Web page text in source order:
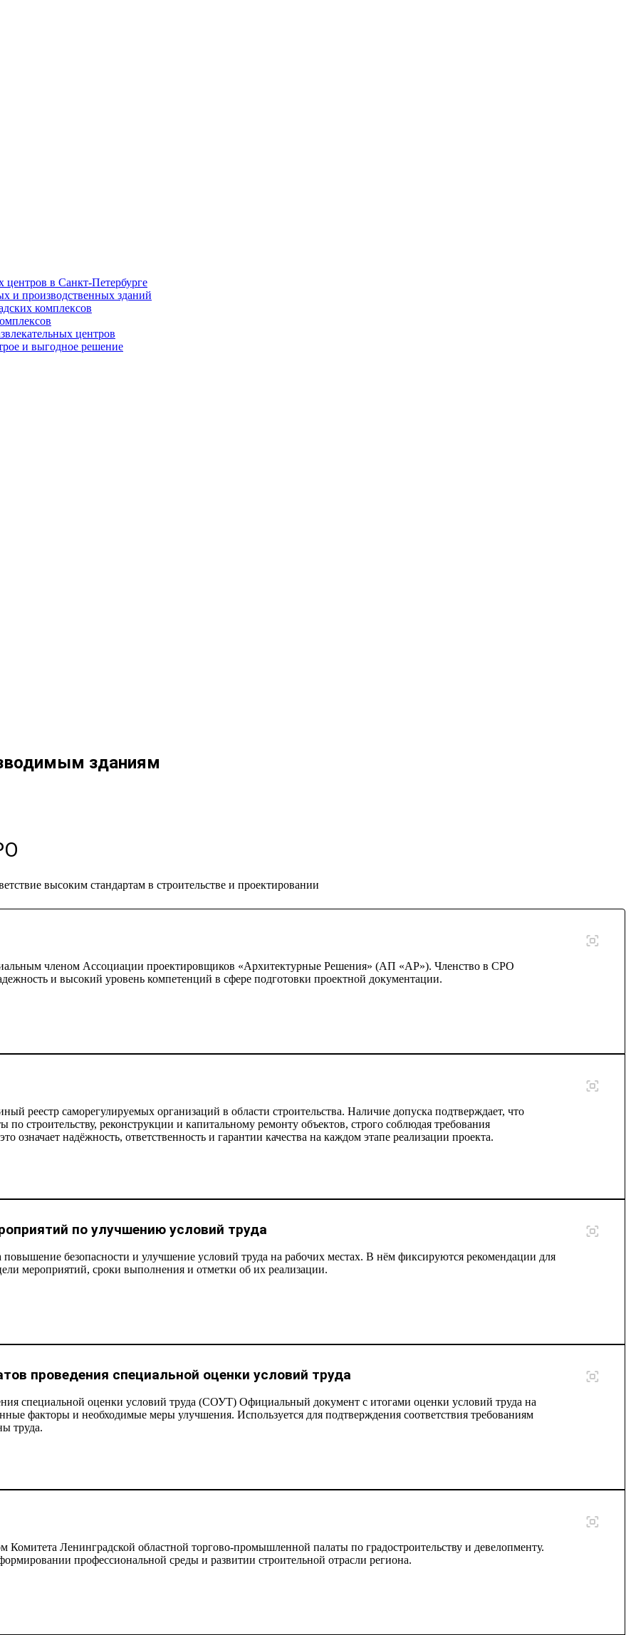
центров в Санкт-Петербурге
и производственных зданий
комплексов
центров
и выгодное решение
зданиям
высоким стандартам в строительстве и проектировании
членом Ассоциации проектировщиков «Архитектурные Решения» (АП «АР»). Членство в СРО
и высокий уровень компетенций в сфере подготовки проектной документации.
реестр саморегулируемых организаций в области строительства. Наличие допуска подтверждает, что
строительству, реконструкции и капитальному ремонту объектов, строго соблюдая требования
означает надёжность, ответственность и гарантии качества на каждом этапе реализации проекта.
по улучшению условий труда
безопасности и улучшение условий труда на рабочих местах. В нём фиксируются рекомендации для
мероприятий, сроки выполнения и отметки об их реализации.
проведения специальной оценки условий труда
специальной оценки условий труда (СОУТ) Официальный документ с итогами оценки условий труда на
факторы и необходимые меры улучшения. Используется для подтверждения соответствия требованиям
труда.
Ленинградской областной торгово-промышленной палаты по градостроительству и девелопменту.
профессиональной среды и развитии строительной отрасли региона.